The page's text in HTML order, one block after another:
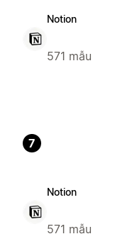
Notion
571 mẫu
7
Notion
571 mẫu